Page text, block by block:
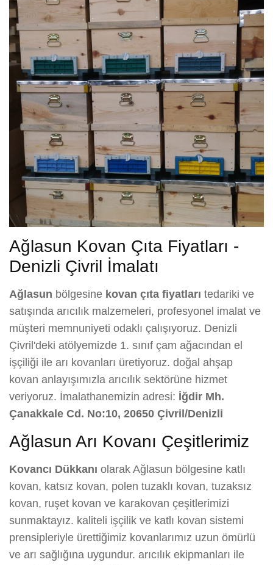
Ağlasun Kovan Çıta Fiyatları -
Denizli Çivril İmalatı
Ağlasun bölgesine kovan çıta fiyatları tedariki ve
satışında arıcılık malzemeleri, profesyonel imalat ve
müşteri memnuniyeti odaklı çalışıyoruz. Denizli
Çivril'deki atölyemizde 1. sınıf çam ağacından el
işçiliği ile arı kovanları üretiyoruz. doğal ahşap
kovan anlayışımızla arıcılık sektörüne hizmet
veriyoruz. İmalathanemizin adresi: İğdir Mh.
Çanakkale Cd. No:10, 20650 Çivril/Denizli
Ağlasun Arı Kovanı Çeşitlerimiz
Kovancı Dükkanı olarak Ağlasun bölgesine katlı
kovan, katsız kovan, polen tuzaklı kovan, tuzaksız
kovan, ruşet kovan ve karakovan çeşitlerimizi
sunmaktayız. kaliteli işçilik ve katlı kovan sistemi
prensipleriyle ürettiğimiz kovanlarımız uzun ömürlü
ve arı sağlığına uygundur. arıcılık ekipmanları ile